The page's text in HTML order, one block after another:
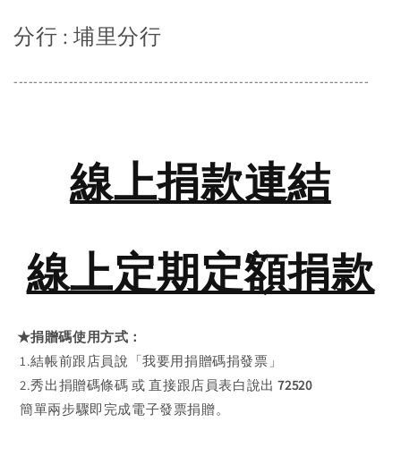
分行 : 埔里分行
-----------------------------------------------------------------------
線上捐款連結
線上定期定額捐款
★捐贈碼使用方式：
1.結帳前跟店員說「我要用捐贈碼捐發票」
2.秀出捐贈碼條碼 或 直接跟店員表白說出72520
簡單兩步驟即完成電子發票捐贈。